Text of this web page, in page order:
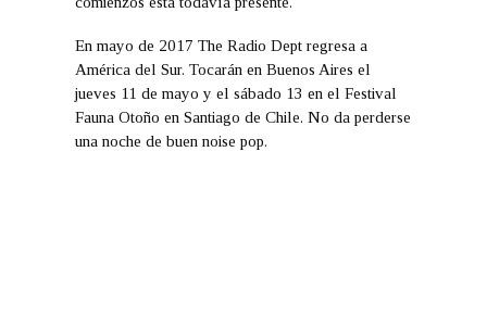
En mayo de 2017 The Radio Dept regresa a
América del Sur. Tocarán en Buenos Aires el
jueves 11 de mayo y el sábado 13 en el Festival
Fauna Otoño en Santiago de Chile. No da perderse
una noche de buen noise pop.